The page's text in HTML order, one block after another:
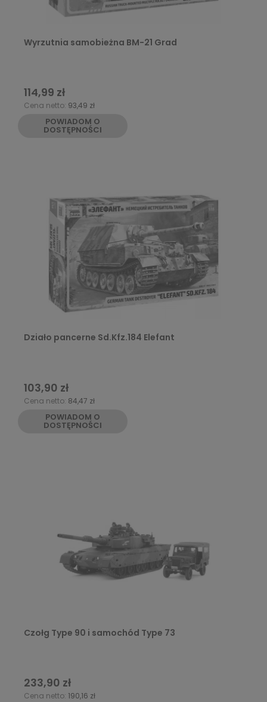
Wyrzutnia samobieżna BM-21 Grad
114,99 zł
Cena netto: 93,49 zł
POWIADOM O
DOSTĘPNOŚCI
Działo pancerne Sd.Kfz.184 Elefant
103,90 zł
Cena netto: 84,47 zł
POWIADOM O
DOSTĘPNOŚCI
Czołg Type 90 i samochód Type 73
233,90 zł
Cena netto: 190,16 zł